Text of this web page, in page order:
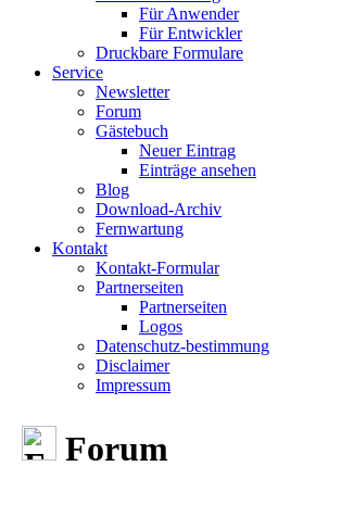
Für Anwender
Für Entwickler
Druckbare Formulare
Service
Newsletter
Forum
Gästebuch
Neuer Eintrag
Einträge ansehen
Blog
Download-Archiv
Fernwartung
Kontakt
Kontakt-Formular
Partnerseiten
Partnerseiten
Logos
Datenschutz-bestimmung
Disclaimer
Impressum
Forum